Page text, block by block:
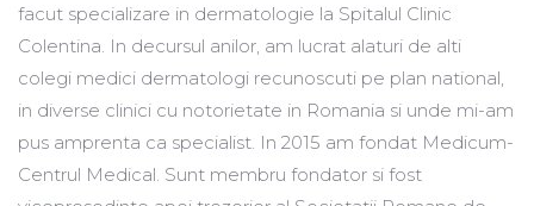
facut specializare in dermatologie la Spitalul Clinic
Colentina. In decursul anilor, am lucrat alaturi de alti
colegi medici dermatologi recunoscuti pe plan national,
in diverse clinici cu notorietate in Romania si unde mi-am
pus amprenta ca specialist. In 2015 am fondat Medicum-
Centrul Medical. Sunt membru fondator si fost